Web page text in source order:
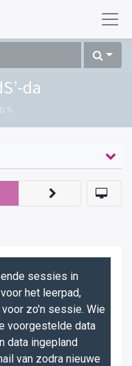
da
0 %
sessies in
het leerpad,
zo'n sessie. Wie
voorgestelde data
data ingepland
van zodra nieuwe